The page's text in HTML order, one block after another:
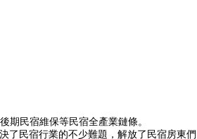
期民宿維保等民宿全產業鏈條。
了民宿行業的不少難題，解放了民宿房東們